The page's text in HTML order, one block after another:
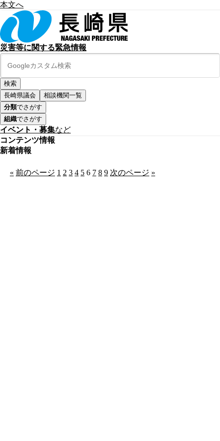
本文へ
災害等に関する緊急情報
長崎県議会
相談機関一覧
分類でさがす
組織でさがす
イベント・募集など
コンテンツ情報
新着情報
« 前のページ 1 2 3 4 5 6 7 8 9 次のページ »